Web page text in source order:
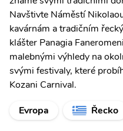
Navštivte Náměstí
kavárnám a tradičním
klášter Panagia
malebnými výhledy na
svými festivaly, které
Kozani Carnival.
Evropa
Řecko